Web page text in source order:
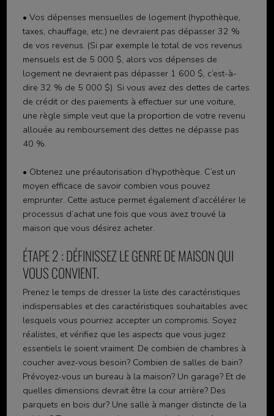
• Vos dépenses mensuelles de logement (hypothèque,
taxes, chauffage, etc.) ne devraient pas dépasser 32 %
de vos revenus. (Si par exemple le total de vos revenus
mensuels est de 5 000 $, alors vos dépenses de
logement ne devraient pas dépasser 1 600 $, c’est-à-
dire 32 % de 5 000 $). Si vous avez des dettes de cartes
de crédit or des paiements à effectuer sur une voiture,
une règle simple veut que la proportion de votre revenu
allouée au remboursement des dettes ne dépasse pas
40 %.
• Obtenez une préautorisation d’hypothèque. C’est un
moyen efficace de savoir combien vous pouvez
emprunter. Cette astuce permet également d’accélérer le
processus d’achat une fois que vous avez trouvé la
maison que vous désirez acheter.
ÉTAPE 2 : DÉFINISSEZ LE GENRE DE MAISON QUI
VOUS CONVIENT.
Prenez le temps de dresser la liste des caractéristiques
indispensables et des caractéristiques souhaitables avec
lesquels vous pourriez accepter un compromis. Soyez
réalistes, et vérifiez que les aspects que vous jugez
essentiels le soient vraiment. De combien de chambres à
coucher avez-vous besoin? Combien de salles de bain?
Prévoyez-vous un bureau à la maison? Un garage? Et de
quelles dimensions devrait être la cour arrière? Des
parquets en bois dur? Une salle à manger distincte de la